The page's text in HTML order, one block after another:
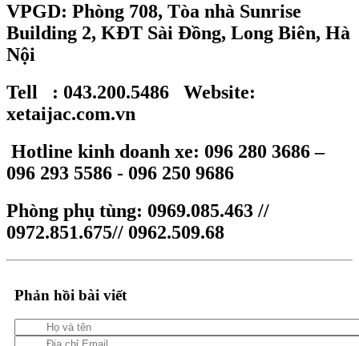
VPGD: Phòng 708, Tòa nhà Sunrise
Building 2, KĐT Sài Đồng, Long Biên, Hà
Nội
Tell : 043.200.5486 Website:
xetaijac.com.vn
Hotline kinh doanh xe: 096 280 3686 –
096 293 5586 - 096 250 9686
Phòng phụ tùng: 0969.085.463 //
0972.851.675// 0962.509.68
Phản hồi bài viết